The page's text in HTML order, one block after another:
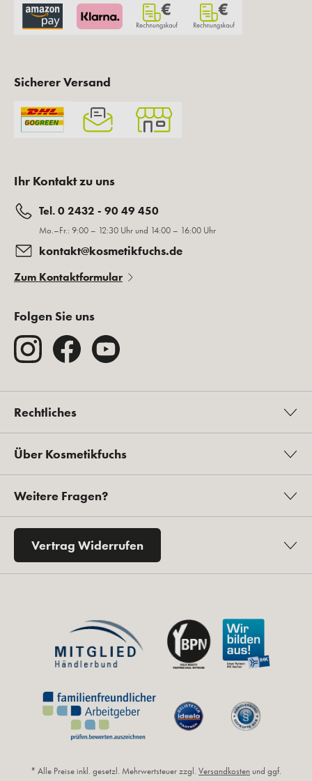
Sicherer Versand
Ihr Kontakt zu uns
Tel. 0 2432 - 90 49 450
Mo.–Fr.: 9:00 – 12:30 Uhr und 14:00 – 16:00 Uhr
kontakt@kosmetikfuchs.de
Zum Kontaktformular
Folgen Sie uns
Rechtliches
Über Kosmetikfuchs
Weitere Fragen?
Vertrag Widerrufen
* Alle Preise inkl. gesetzl. Mehrwertsteuer zzgl. Versandkosten und ggf.